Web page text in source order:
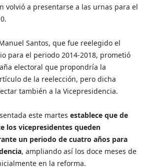
volvió a presentarse a las urnas para el
Santos, que fue reelegido el
para el periodo 2014-2018, prometió
electoral que propondría la
de la reelección, pero dicha
también a la Vicepresidencia.
este martesestablece que de
los vicepresidentes queden
un periodo de cuatro años para
, ampliando así los doce meses de
en la reforma.